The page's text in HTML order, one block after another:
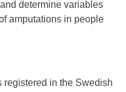
determine variables
amputations in people
registered in the Swedish